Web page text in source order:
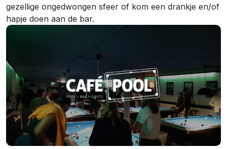
gezellige ongedwongen sfeer of kom een drankje en/of
hapje doen aan de bar.